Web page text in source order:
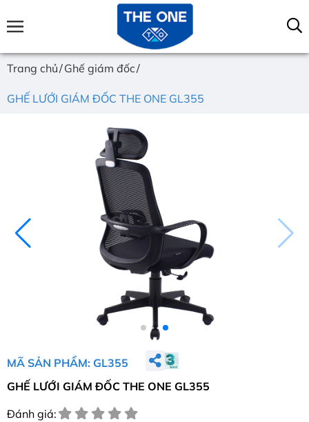
Trang chủ Ghế giám đốc
GHẾ LƯỚI GIÁM ĐỐC THE ONE GL355
MÃ SẢN PHẨM: GL355
GHẾ LƯỚI GIÁM ĐỐC THE ONE GL355
Đánh giá: